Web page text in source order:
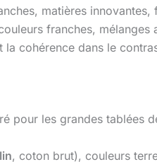
matières innovantes,
franches, mélanges
la cohérence dans le
pour les grandes tablées
lin, coton brut), couleurs